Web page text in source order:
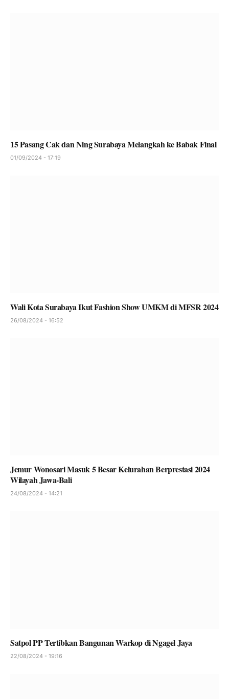
15 Pasang Cak dan Ning Surabaya Melangkah ke Babak Final
01/09/2024 - 17:19
Wali Kota Surabaya Ikut Fashion Show UMKM di MFSR 2024
26/08/2024 - 16:52
Jemur Wonosari Masuk 5 Besar Kelurahan Berprestasi 2024
Wilayah Jawa-Bali
24/08/2024 - 14:21
Satpol PP Tertibkan Bangunan Warkop di Ngagel Jaya
22/08/2024 - 19:16